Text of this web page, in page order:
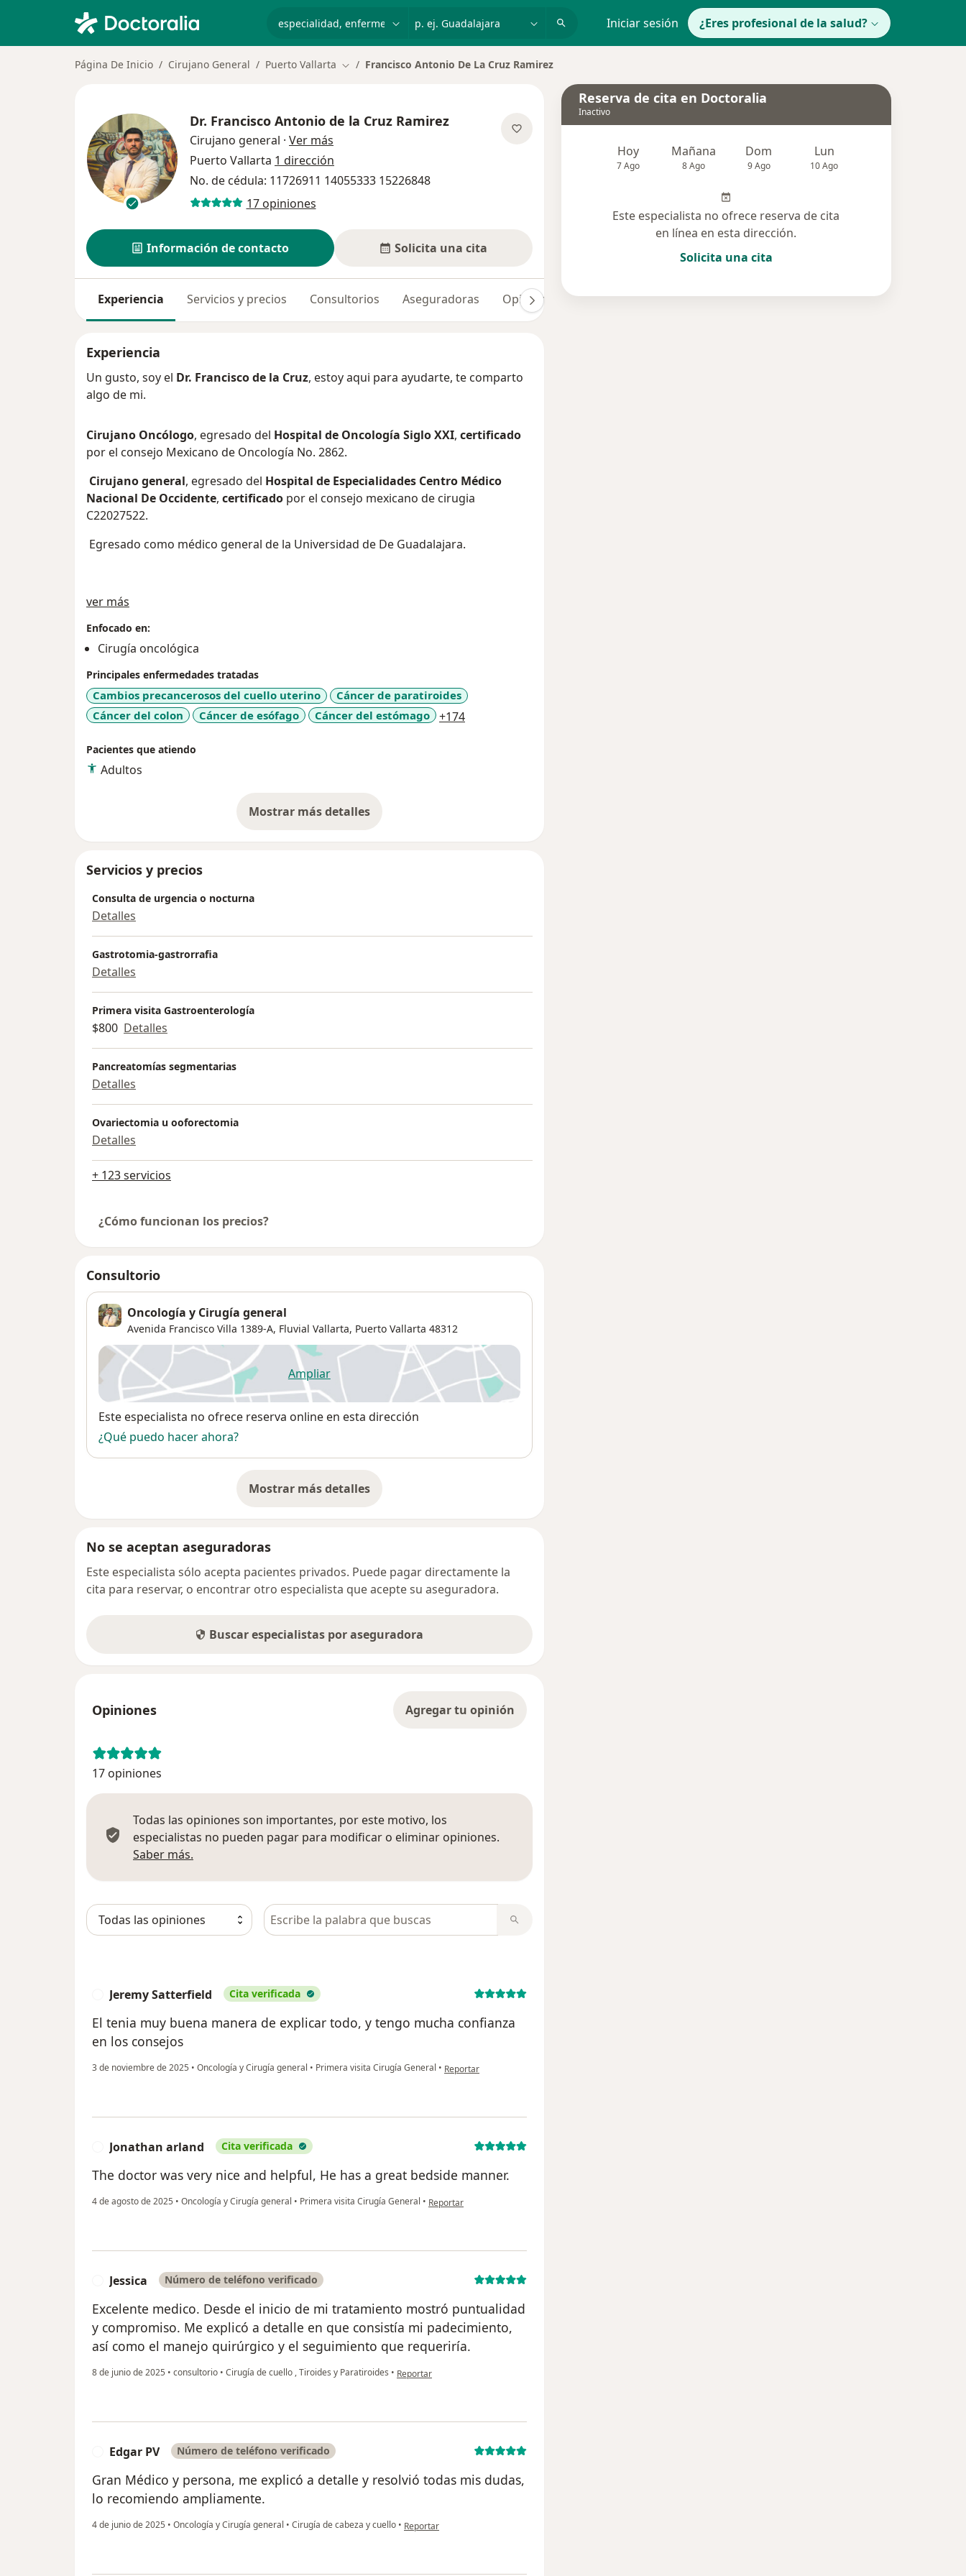
Iniciar sesión ¿Eres profesional de la salud?
Página De Inicio Cirujano General Puerto Vallarta Cambiar de ciudad
Francisco Antonio De La Cruz Ramirez
Dr. Francisco Antonio de la Cruz Ramirez
Cirujano general · Ver más
Puerto Vallarta 1 dirección
No. de cédula: 11726911 14055333 15226848
17 opiniones
Información de contacto Solicita una cita
Experiencia Servicios y precios Consultorios Aseguradoras Opiniones (17)
Experiencia
Un gusto, soy el Dr. Francisco de la Cruz, estoy aqui para ayudarte, te comparto
algo de mi.
Cirujano Oncólogo, egresado del Hospital de Oncología Siglo XXI, certificado
por el consejo Mexicano de Oncología No. 2862.
Cirujano general, egresado del Hospital de Especialidades Centro Médico
Nacional De Occidente, certificado por el consejo mexicano de cirugia
C22027522.
Egresado como médico general de la Universidad de De Guadalajara.
ver más
Enfocado en:
Cirugía oncológica
Principales enfermedades tratadas
Cambios precancerosos del cuello uterino
Cáncer de paratiroides
Cáncer del colon
Cáncer de esófago Cáncer del estómago +174a11y_sr_more_diseases
Pacientes que atiendo
Adultos
Mostrar más detalles
sobre la experiencia
Servicios y precios
Consulta de urgencia o nocturna
Detalles
Gastrotomia-gastrorrafia
Detalles
Primera visita Gastroenterología
$800 Detalles
Pancreatomías segmentarias
Detalles
Ovariectomia u ooforectomia
Detalles
+ 123 servicios
¿Cómo funcionan los precios?
Consultorio
Oncología y Cirugía general
Avenida Francisco Villa 1389-A, Fluvial Vallarta, Puerto Vallarta 48312
Ampliarse abre en una nueva pestaña
Disponibilidad
Este especialista no ofrece reserva online en esta dirección
¿Qué puedo hacer ahora?
Mostrar más detalles
sobre la dirección
No se aceptan aseguradoras
Este especialista sólo acepta pacientes privados. Puede pagar directamente la
cita para reservar, o encontrar otro especialista que acepte su aseguradora.
Buscar especialistas por aseguradora
Opiniones Agregar tu opinión
17 opiniones
Todas las opiniones son importantes, por este motivo, los
especialistas no pueden pagar para modificar o eliminar opiniones.
Saber más.
Busca en opiniones
Jeremy Satterfield Cita verificada
El tenia muy buena manera de explicar todo, y tengo mucha confianza
en los consejos
3 de noviembre de 2025 • Oncología y Cirugía general • Primera visita Cirugía General • en opinión del usuario Jeremy Satterfield
Reportar
Jonathan arland Cita verificada
The doctor was very nice and helpful, He has a great bedside manner.
4 de agosto de 2025 • Oncología y Cirugía general • Primera visita Cirugía General • en opinión del usuario Jonathan arland
Reportar
Jessica Número de teléfono verificado
Excelente medico. Desde el inicio de mi tratamiento mostró puntualidad
y compromiso. Me explicó a detalle en que consistía mi padecimiento,
así como el manejo quirúrgico y el seguimiento que requeriría.
8 de junio de 2025 • consultorio • Cirugía de cuello , Tiroides y Paratiroides • en opinión del usuario Jessica
Reportar
Edgar PV Número de teléfono verificado
Gran Médico y persona, me explicó a detalle y resolvió todas mis dudas,
lo recomiendo ampliamente.
4 de junio de 2025 • Oncología y Cirugía general • Cirugía de cabeza y cuello • en opinión del usuario Edgar PV
Reportar
Reserva de cita en Doctoralia
Inactivo
Hoy
7 Ago
Mañana
8 Ago
Dom
9 Ago
Lun
10 Ago
Este especialista no ofrece reserva de cita
en línea en esta dirección.
Solicita una cita